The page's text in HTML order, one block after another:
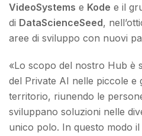
VideoSystems e Kode e il
di DataScienceSeed,
aree di sviluppo con nuovi
«Lo scopo del nostro Hub è
del Private AI nelle piccole e
territorio, riunendo le
sviluppano soluzioni nelle
unico polo. In questo modo